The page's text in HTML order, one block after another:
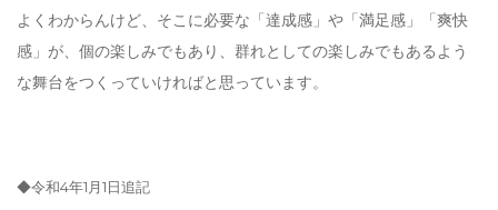
よくわからんけど、そこに必要な「達成感」や「満足感」「爽快
感」が、個の楽しみでもあり、群れとしての楽しみでもあるよう
な舞台をつくっていければと思っています。
◆令和4年1月1日追記